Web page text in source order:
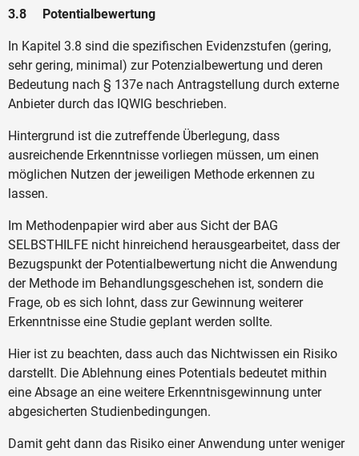
3.8 Potentialbewertung
In Kapitel 3.8 sind die spezifischen Evidenzstufen (gering,
sehr gering, minimal) zur Potenzialbewertung und deren
Bedeutung nach § 137e nach Antragstellung durch externe
Anbieter durch das IQWIG beschrieben.
Hintergrund ist die zutreffende Überlegung, dass
ausreichende Erkenntnisse vorliegen müssen, um einen
möglichen Nutzen der jeweiligen Methode erkennen zu
lassen.
Im Methodenpapier wird aber aus Sicht der BAG
SELBSTHILFE nicht hinreichend herausgearbeitet, dass der
Bezugspunkt der Potentialbewertung nicht die Anwendung
der Methode im Behandlungsgeschehen ist, sondern die
Frage, ob es sich lohnt, dass zur Gewinnung weiterer
Erkenntnisse eine Studie geplant werden sollte.
Hier ist zu beachten, dass auch das Nichtwissen ein Risiko
darstellt. Die Ablehnung eines Potentials bedeutet mithin
eine Absage an eine weitere Erkenntnisgewinnung unter
abgesicherten Studienbedingungen.
Damit geht dann das Risiko einer Anwendung unter weniger